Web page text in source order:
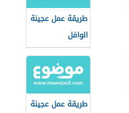
طريقة عمل عجينة
الوافل
طريقة عمل عجينة